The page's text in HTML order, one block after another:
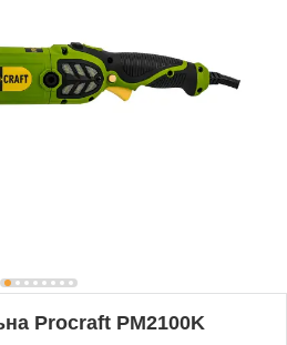
Procraft PM2100K